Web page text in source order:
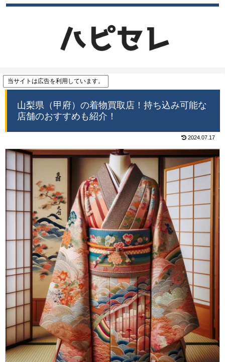
当サイトは広告を利用しています。
山梨県（甲府）の着物買取店！持ち込み可能な
店舗のおすすめも紹介！
2024.07.17